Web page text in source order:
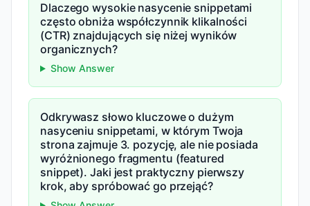
Dlaczego wysokie nasycenie snippetami
często obniża współczynnik klikalności
(CTR) znajdujących się niżej wyników
organicznych?
Show Answer
Odkrywasz słowo kluczowe o dużym
nasyceniu snippetami, w którym Twoja
strona zajmuje 3. pozycję, ale nie posiada
wyróżnionego fragmentu (featured
snippet). Jaki jest praktyczny pierwszy
krok, aby spróbować go przejąć?